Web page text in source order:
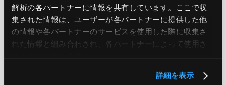
解析の各パートナーに情報を共有しています。ここで収
集された情報は、ユーザーが各パートナーに提供した他
の情報や各パートナーのサービスを使用した際に収集さ
れた情報と組み合わされ、各パートナーによって使用さ
詳細を表示
2016.09.26 TOPICS
「いまからでも遅くない、Azure に必要なセキュリティ
対策を知ろう！」セミナー...